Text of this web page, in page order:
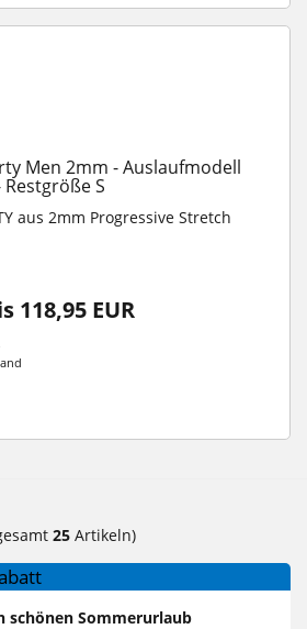
Men 2mm - Auslaufmodell
S
aus 2mm Progressive Stretch
EUR
25 Artikeln)
schönen Sommerurlaub